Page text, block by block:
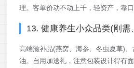
理。客单价动不动上千，轻资产，靠口
13. 健康养生小众品类(刚需
高端滋补品(燕窝、海参、冬虫夏草)
油。自用加送礼，注意包装设计得有